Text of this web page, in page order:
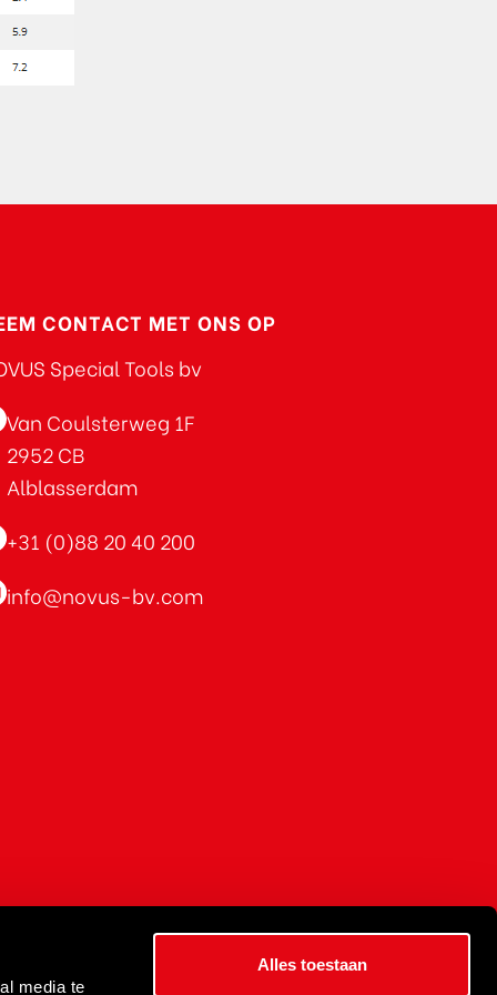
media te
Alles toestaan
CONTACT MET ONS OP
Special Tools bv
Van Coulsterweg 1F
2952 CB
Alblasserdam
+31 (0)88 20 40 200
info@novus-bv.com